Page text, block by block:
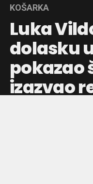
KOŠARKA
Luka
dolasku
pokazao
izazvao